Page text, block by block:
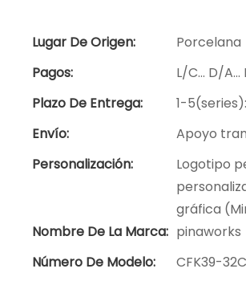
Lugar De Origen:
Porcelana
Pagos:
L/C... D/
Plazo De Entrega:
1-
Envío:
Apoyo
Personalización:
Logotipo
gráfica
Nombre De La Marca: pinaworks
Número De Modelo:
CFK39-32C